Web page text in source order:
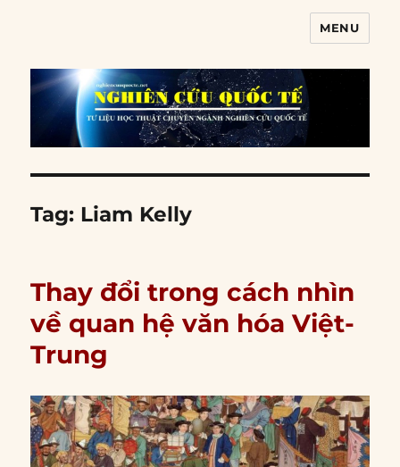
MENU
Tag: Liam Kelly
Thay đổi trong cách nhìn
về quan hệ văn hóa Việt-
Trung